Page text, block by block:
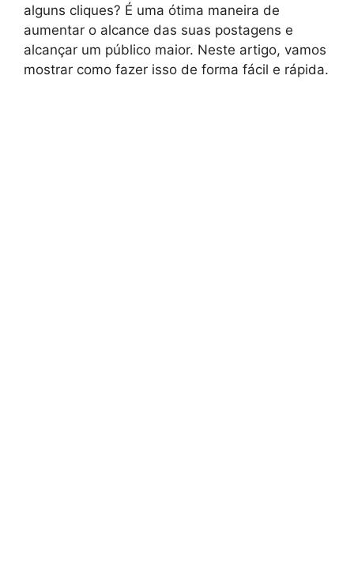
alguns cliques? É uma ótima maneira de
aumentar o alcance das suas postagens e
alcançar um público maior. Neste artigo, vamos
mostrar como fazer isso de forma fácil e rápida.